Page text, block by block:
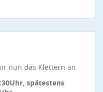
nun das Klettern an.
spätestens